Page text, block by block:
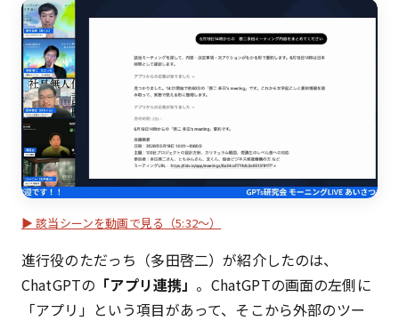
▶ 該当シーンを動画で見る（5:32〜）
進行役のただっち（多田啓二）が紹介したのは、
ChatGPTの 「アプリ連携」 。ChatGPTの画面の左側に
「アプリ」という項目があって、そこから外部のツー